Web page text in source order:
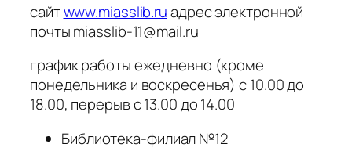
сайтwww.miasslib.ruадрес электронной
почты miasslib-11@mail.ru
график работы ежедневно (кроме
понедельника и воскресенья) с 10.00 до
18.00, перерыв с 13.00 до 14.00
Библиотека-филиал №12